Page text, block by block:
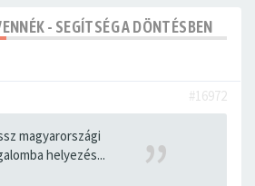
- SEGÍTSÉG A DÖNTÉSBEN
#16972
magyarországi
helyezés...